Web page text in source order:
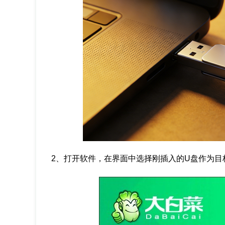
2、打开软件，在界面中选择刚插入的U盘作为目